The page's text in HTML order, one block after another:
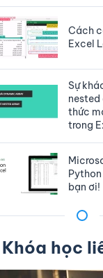
Cách
Excel
Sự
nested
thức
trong
bạn ơi!
Khóa học